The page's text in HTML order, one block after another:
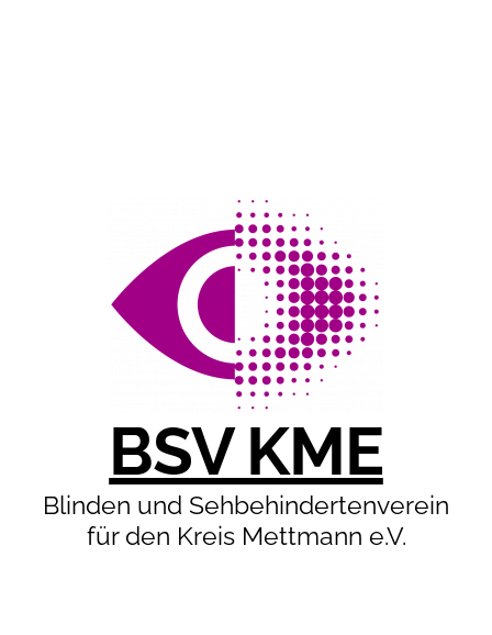
BSV KME
Blinden und Sehbehindertenverein
für den Kreis Mettmann e.V.